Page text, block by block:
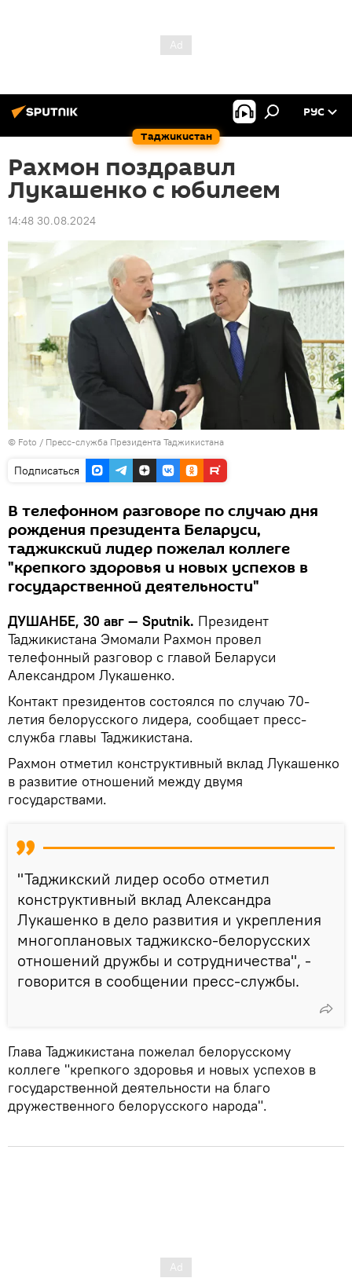
Таджикистан
РУС
Рахмон поздравил
Лукашенко с юбилеем
14:48 30.08.2024
© Foto / Пресс-служба Президента Таджикистана
Подписаться
В телефонном разговоре по случаю дня
рождения президента Беларуси,
таджикский лидер пожелал коллеге
"крепкого здоровья и новых успехов в
государственной деятельности"
ДУШАНБЕ, 30 авг — Sputnik. Президент
Таджикистана Эмомали Рахмон провел
телефонный разговор с главой Беларуси
Александром Лукашенко.
Контакт президентов состоялся по случаю 70-
летия белорусского лидера, сообщает пресс-
служба главы Таджикистана.
Рахмон отметил конструктивный вклад Лукашенко
в развитие отношений между двумя
государствами.
"Таджикский лидер особо отметил
конструктивный вклад Александра
Лукашенко в дело развития и укрепления
многоплановых таджикско-белорусских
отношений дружбы и сотрудничества", -
говорится в сообщении пресс-службы.
Глава Таджикистана пожелал белорусскому
коллеге "крепкого здоровья и новых успехов в
государственной деятельности на благо
дружественного белорусского народа".